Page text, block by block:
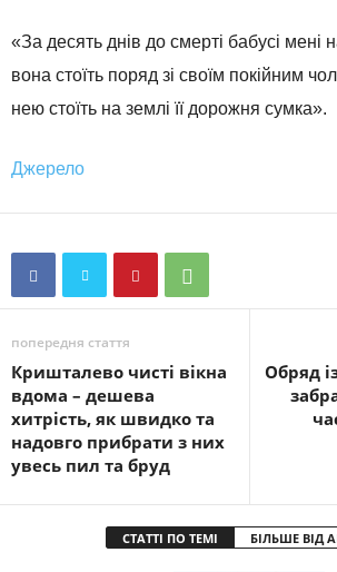
«За десять днів до смерті бабусі мені
вона стоїть поряд зі своїм покійним
нею стоїть на землі її дорожня сумка».
Джерело
попередня стаття
Кришталево чисті вікна
вдома – дешева
хитрість, як швидко та
надовго прибрати з них
увесь пил та бруд
Обряд
СТАТТІ ПО ТЕМІ БІЛЬШЕ ВІД